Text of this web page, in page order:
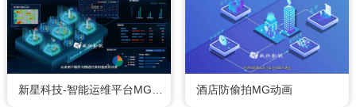
新星科技-智能运维平台MG动画 酒店防偷拍MG动画